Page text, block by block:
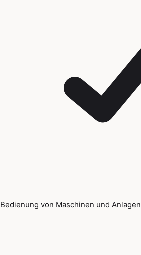
Bedienung von Maschinen und Anlagen